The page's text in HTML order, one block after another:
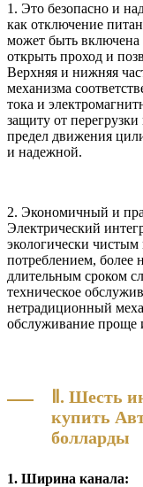
1. Это безопасно и
как отключение
может быть включена
открыть проход и
Верхняя и нижняя
механизма
тока и
защиту от
предел движения
и надежной.
2. Экономичный и
Электрический
экологически
потреблением, более
длительным сроком
техническое
нетрадиционный
обслуживание проще
Ⅱ. Шесть
купить
болларды
1. Ширина канала: